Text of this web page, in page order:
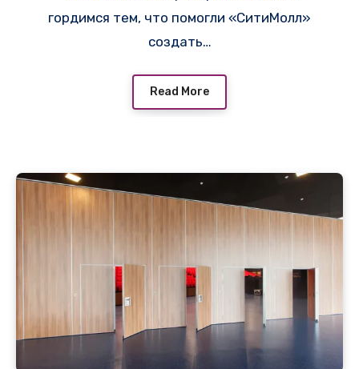
гордимся тем, что помогли «СитиМолл»
создать…
Read More